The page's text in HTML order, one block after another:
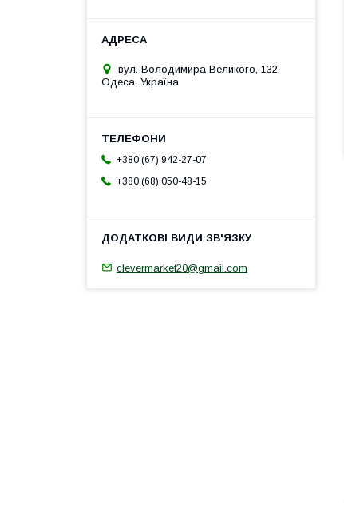
вул. Володимира Великого, 132,
Одеса, Україна
+380 (67) 942-27-07
+380 (68) 050-48-15
clevermarket20@gmail.com